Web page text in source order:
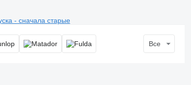
- сначала старые
Все